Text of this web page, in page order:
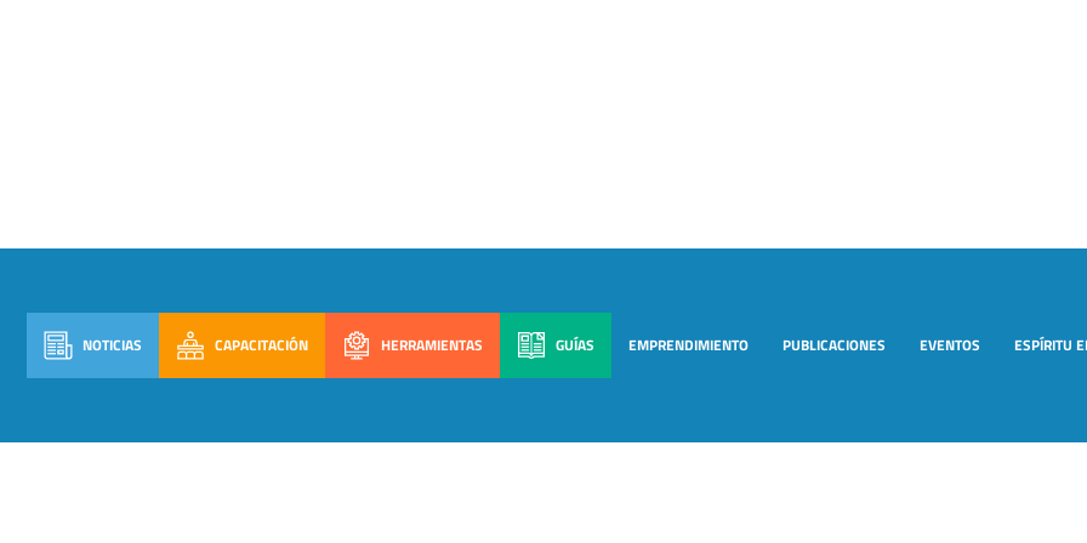
NOTICIAS CAPACITACIÓN HERRAMIENTAS GUÍAS EMPRENDIMIENTO PUBLICACIONES EVENTOS ESPÍRITU